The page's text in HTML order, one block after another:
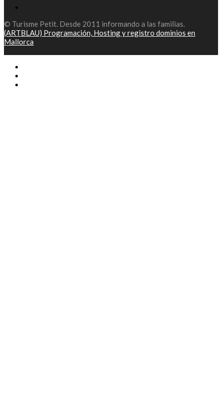
© Turisme Petit. Desde 2011 informando a las familias.
(ARTBLAU) Programación, Hosting y registro dominios en
Mallorca